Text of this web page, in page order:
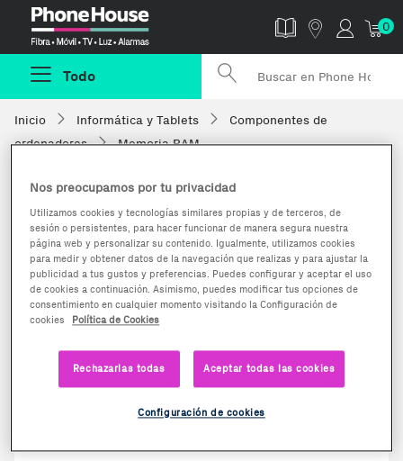
0
Todo
Inicio Informática y Tablets
Componentes de
ordenadores
Memoria RAM
Nos preocupamos por tu privacidad
Utilizamos cookies y tecnologías similares propias y de terceros, de
sesión o persistentes, para hacer funcionar de manera segura nuestra
página web y personalizar su contenido. Igualmente, utilizamos cookies
para medir y obtener datos de la navegación que realizas y para ajustar la
publicidad a tus gustos y preferencias. Puedes configurar y aceptar el uso
de cookies a continuación. Asimismo, puedes modificar tus opciones de
consentimiento en cualquier momento visitando la Configuración de
cookies
Política de Cookies
Rechazarlas todas Aceptar todas las cookies
Configuración de cookies